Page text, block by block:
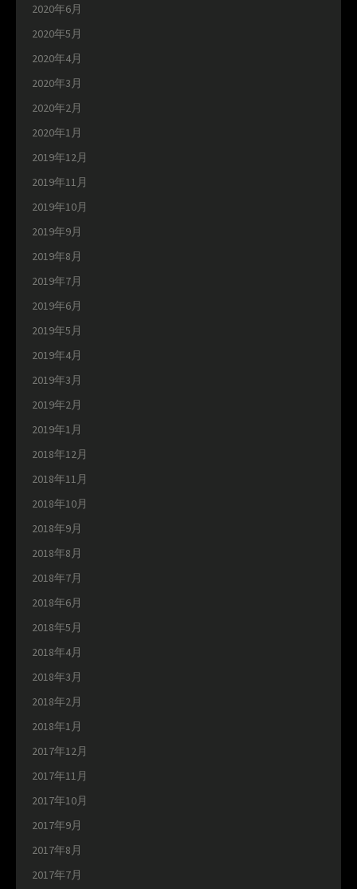
2020年6月
2020年5月
2020年4月
2020年3月
2020年2月
2020年1月
2019年12月
2019年11月
2019年10月
2019年9月
2019年8月
2019年7月
2019年6月
2019年5月
2019年4月
2019年3月
2019年2月
2019年1月
2018年12月
2018年11月
2018年10月
2018年9月
2018年8月
2018年7月
2018年6月
2018年5月
2018年4月
2018年3月
2018年2月
2018年1月
2017年12月
2017年11月
2017年10月
2017年9月
2017年8月
2017年7月